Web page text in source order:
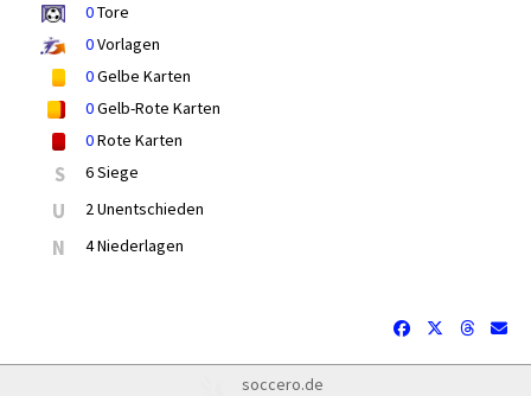
0Tore
0Vorlagen
0Gelbe Karten
0Gelb-Rote Karten
0Rote Karten
S 6 Siege
U 2 Unentschieden
N 4 Niederlagen
soccero.de